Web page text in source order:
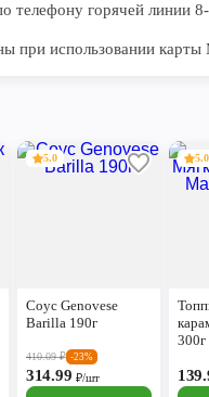
телефону горячей линии
при использовании карты
5.0
Соус Genovese
Barilla 190г
410.09₽ -23%
314.99 ₽/шт
5.0
300г